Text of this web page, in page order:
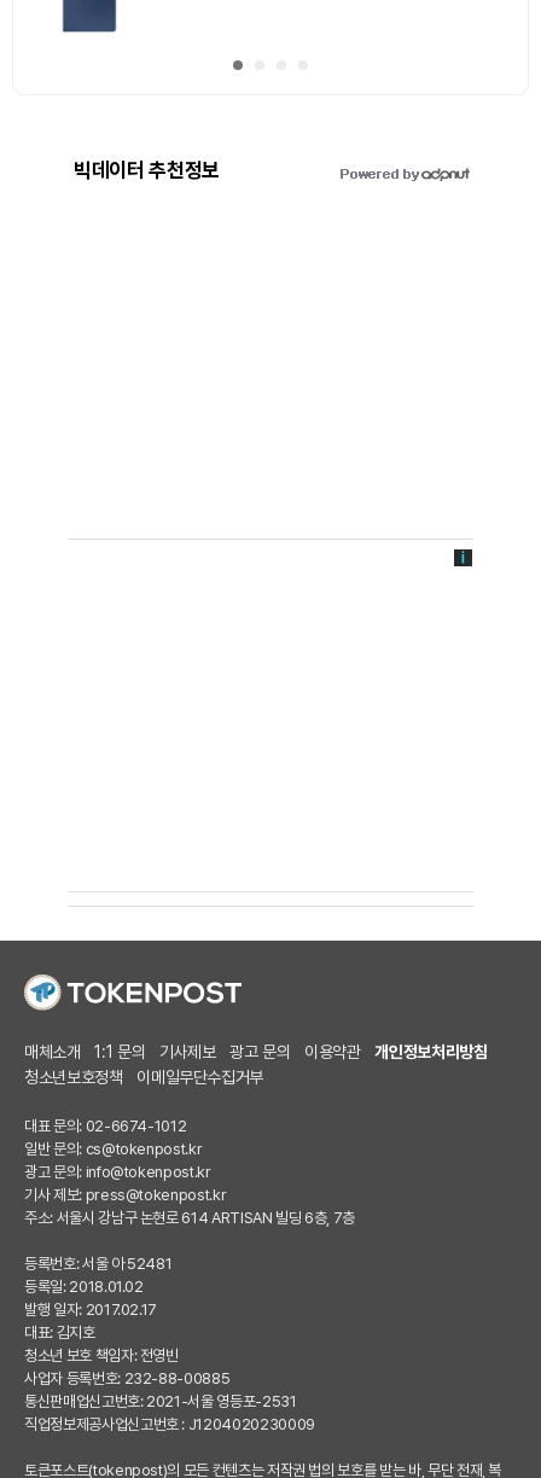
빅데이터 추천정보
매체소개 1:1 문의 기사제보 광고 문의 이용약관
개인정보처리방침
청소년보호정책
이메일무단수집거부
대표 문의: 02-6674-1012
일반 문의: cs@tokenpost.kr
광고 문의: info@tokenpost.kr
기사 제보: press@tokenpost.kr
주소: 서울시 강남구 논현로 614 ARTISAN 빌딩 6층, 7층
등록번호: 서울 아 52481
등록일: 2018.01.02
발행 일자: 2017.02.17
대표: 김지호
청소년 보호 책임자: 전영빈
사업자 등록번호: 232-88-00885
통신판매업신고번호: 2021-서울 영등포-2531
직업정보제공사업신고번호 : J1204020230009
토큰포스트(tokenpost)의 모든 컨텐츠는 저작권 법의 보호를 받는 바, 무단 전재, 복